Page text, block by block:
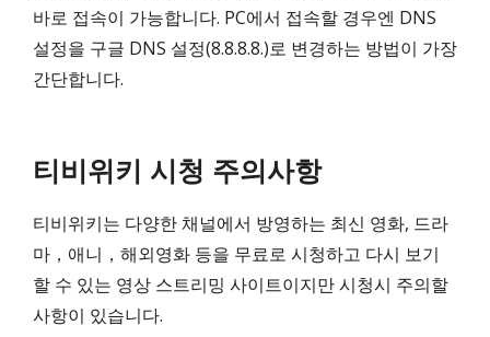
바로 접속이 가능합니다. PC에서 접속할 경우엔 DNS
설정을 구글 DNS 설정(8.8.8.8.)로 변경하는 방법이 가장
간단합니다.
티비위키 시청 주의사항
티비위키는 다양한 채널에서 방영하는 최신 영화, 드라
마，애니，해외영화 등을 무료로 시청하고 다시 보기
할 수 있는 영상 스트리밍 사이트이지만 시청시 주의할
사항이 있습니다.